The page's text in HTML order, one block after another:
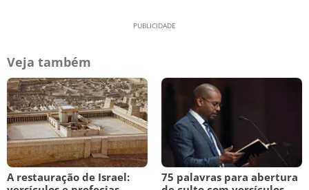
Veja também
A restauração de Israel:
75 palavras para abertura